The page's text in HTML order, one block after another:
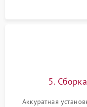
5.
Аккуратная